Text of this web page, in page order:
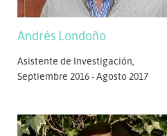
Andrés Londoño
Asistente de Investigación,
Septiembre 2016 - Agosto 2017